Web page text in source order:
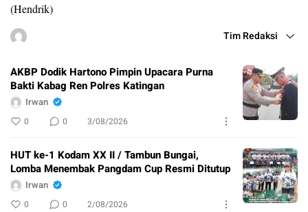
(Hendrik)
Tim Redaksi
AKBP Dodik Hartono Pimpin Upacara Purna
Bakti Kabag Ren Polres Katingan
Irwan
0 0 3/08/2026
HUT ke-1 Kodam XX II / Tambun Bungai,
Lomba Menembak Pangdam Cup Resmi Ditutup
Irwan
0 0 2/08/2026